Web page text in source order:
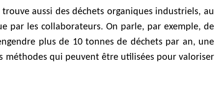
aussi des déchets organiques industriels, au
par les collaborateurs. On parle, par exemple, de
plus de 10 tonnes de déchets par an, une
méthodes qui peuvent être utilisées pour valoriser